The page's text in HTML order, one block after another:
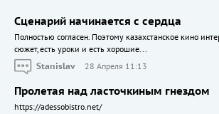
Сценарий начинается с сердца
Полностью согласен. Поэтому казахстанское кино
сюжет, есть уроки и есть хорошие...
Stanislav
28 Апреля 11:13
Пролетая над ласточкиным гнездом
https://adessobistro.net/